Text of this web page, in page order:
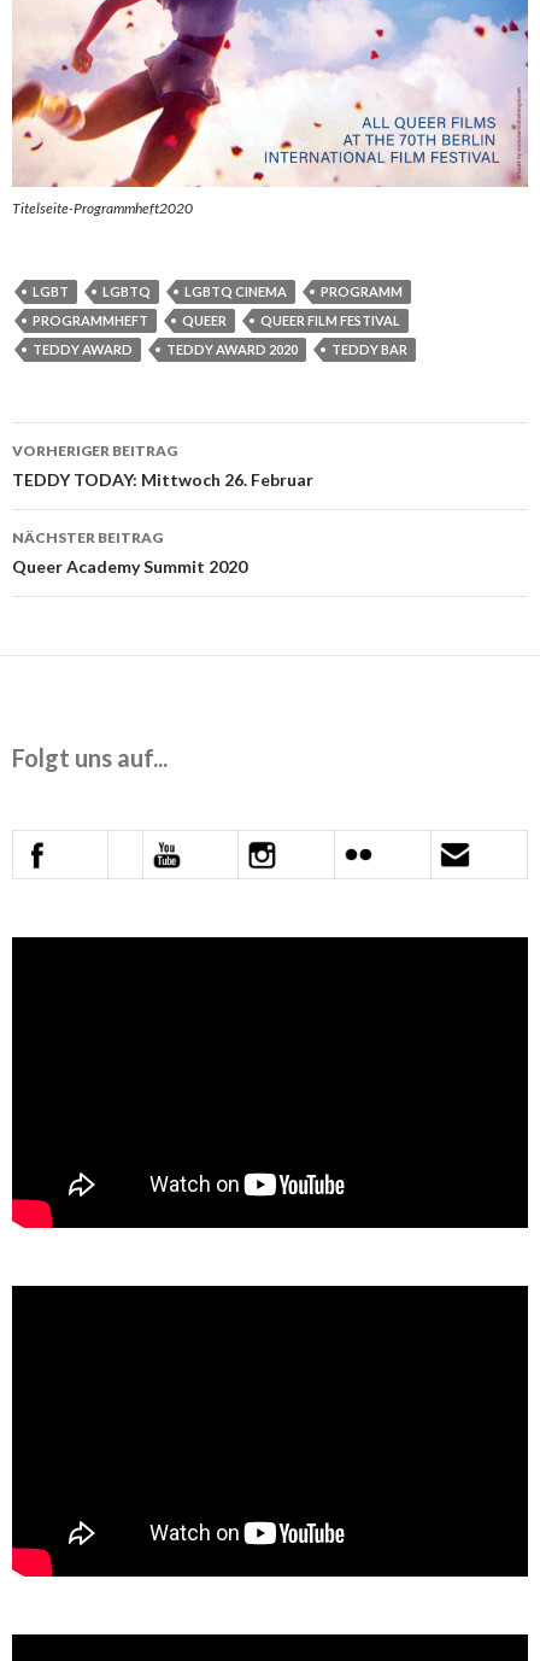
Titelseite-Programmheft2020
LGBT LGBTQ LGBTQ CINEMA
PROGRAMM
PROGRAMMHEFT
QUEER
QUEER FILM FESTIVAL
TEDDY AWARD
TEDDY AWARD 2020 TEDDY BAR
Beitrags-
Navigation
VORHERIGER BEITRAG
TEDDY TODAY: Mittwoch 26. Februar
NÄCHSTER BEITRAG
Queer Academy Summit 2020
Folgt uns auf...